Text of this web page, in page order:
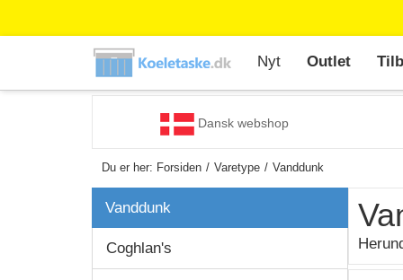
Nyt Outlet
Dansk webshop
Du er her: Forsiden Varetype Vanddunk
Vanddunk
Coghlan's